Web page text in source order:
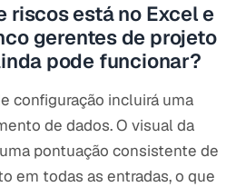
riscos está no Excel e
gerentes de projeto
pode funcionar?
configuração incluirá uma
de dados. O visual da
pontuação consistente de
em todas as entradas, o que